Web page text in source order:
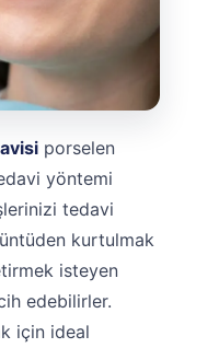
porselen
yöntemi
tedavi
kurtulmak
isteyen
edebilirler.
için ideal